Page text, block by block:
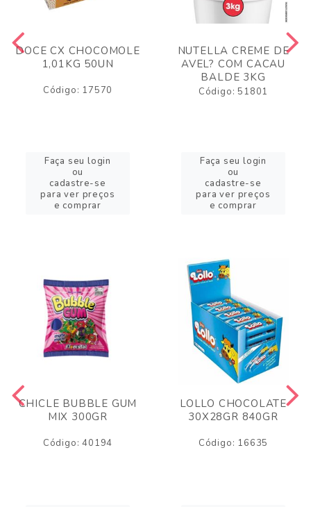
DOCE CX CHOCOMOLE
1,01KG 50UN
Código: 17570
Faça seu login
ou
cadastre-se
para ver preços
e comprar
NUTELLA CREME DE
AVEL? COM CACAU
BALDE 3KG
Código: 51801
Faça seu login
ou
cadastre-se
para ver preços
e comprar
CHICLE BUBBLE GUM
MIX 300GR
Código: 40194
LOLLO CHOCOLATE
30X28GR 840GR
Código: 16635